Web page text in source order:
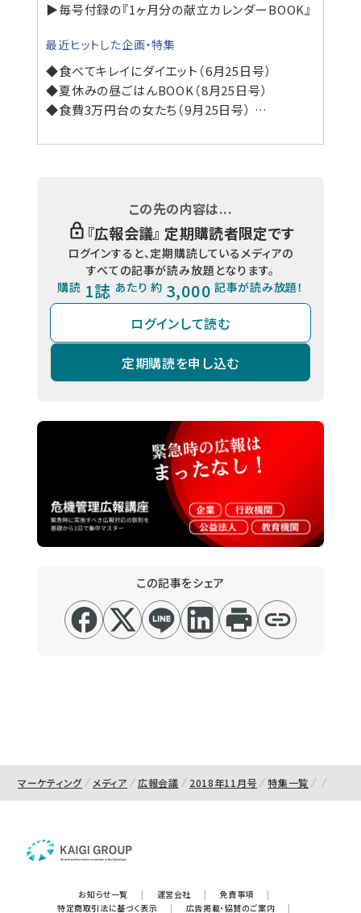
▶毎号付録の『1ヶ月分の献立カレンダーBOOK』
最近ヒットした企画・特集
◆食べてキレイにダイエット（6月25日号）
◆夏休みの昼ごはんBOOK（8月25日号）
◆食費3万円台の女たち（9月25日号） …
この先の内容は...
『広報会議』 定期購読者限定です
ログインすると、定期購読しているメディアの
すべての記事が読み放題となります。
購読 1誌 あたり 約 3,000 記事が読み放題！
ログインして読む
定期購読を申し込む
この記事をシェア
マーケティング メディア 広報会議 2018年11月号 特集一覧
お知らせ一覧 | 運営会社 | 免責事項
|
特定商取引法に基づく表示
| 広告掲載・協賛のご案内 |